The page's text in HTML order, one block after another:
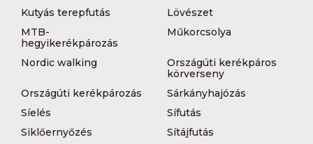
Kutyás terepfutás
Lövészet
MTB-
hegyikerékpározás
Műkorcsolya
Nordic walking
Országúti kerékpáros
körverseny
Országúti kerékpározás
Sárkányhajózás
Síelés
Sífutás
Siklőernyőzés
Sítájfutás